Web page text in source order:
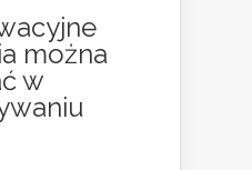
można
w